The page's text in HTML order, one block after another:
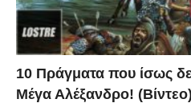
10 Πράγματα που ίσως
Μέγα Αλέξανδρο! (Βίντεο)